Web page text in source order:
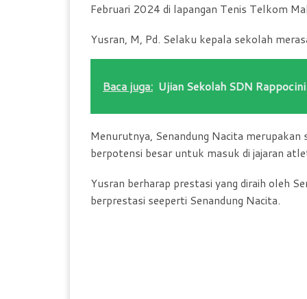
Februari 2024 di lapangan Tenis Telkom
Yusran, M, Pd. Selaku kepala sekolah
Baca juga: Ujian Sekolah SDN
Menurutnya, Senandung Nacita
berpotensi besar untuk masuk di jajaran
Yusran berharap prestasi yang diraih oleh
berprestasi seeperti Senandung Nacita.